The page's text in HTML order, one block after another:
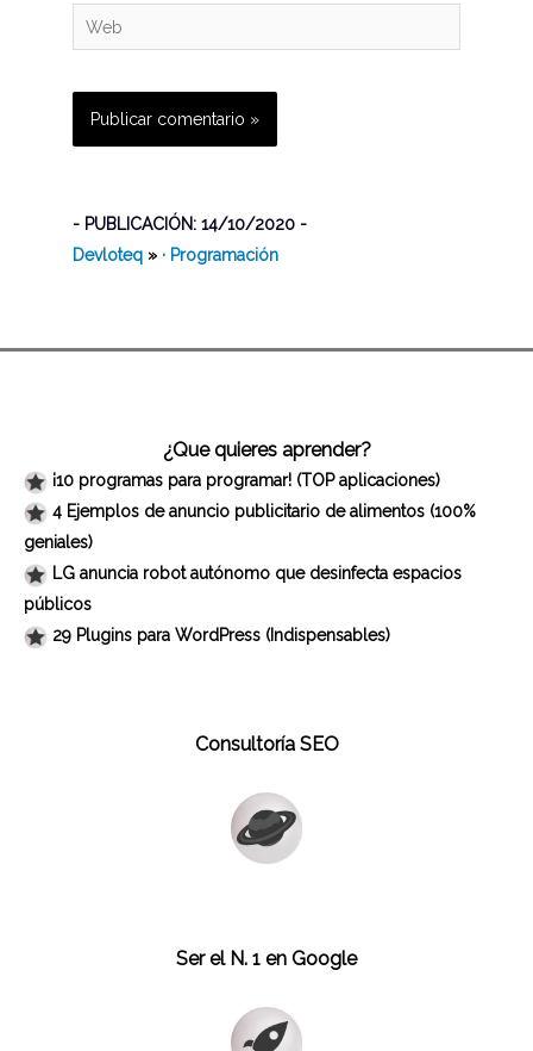
Web
- PUBLICACIÓN: 14/10/2020 -
Devloteq» · Programación
¿Que quieres aprender?
¡10 programas para programar! (TOP aplicaciones)
4 Ejemplos de anuncio publicitario de alimentos (100%
geniales)
LG anuncia robot autónomo que desinfecta espacios
públicos
29 Plugins para WordPress (Indispensables)
Consultoría SEO
Ser el N. 1 en Google